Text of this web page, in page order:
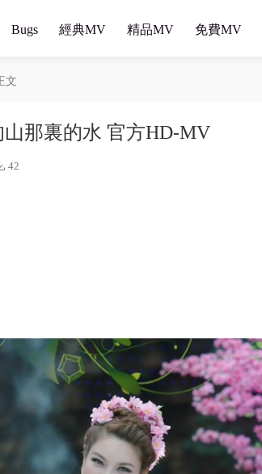
Bugs 經典MV 精品MV 免費MV
文
山那裏的水 官方HD-MV
42